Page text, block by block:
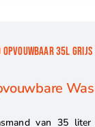
35L GRIJS
van 35